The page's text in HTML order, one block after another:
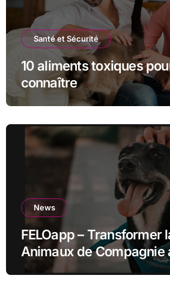
Santé et Sécurité
10 aliments toxiques
connaître
News
FELOapp – Transformer
Animaux de Compagnie